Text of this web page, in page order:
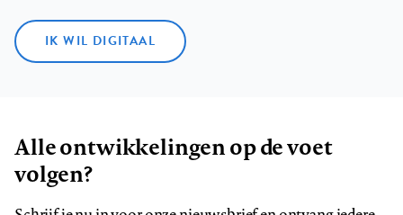
IK WIL DIGITAAL
Alle ontwikkelingen op de voet
volgen?